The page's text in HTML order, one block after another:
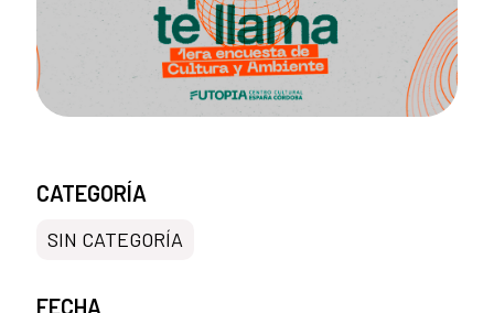
CATEGORÍA
SIN CATEGORÍA
FECHA